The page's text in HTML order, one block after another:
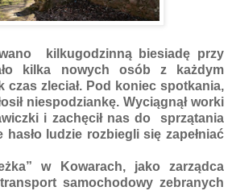
kilkugodzinną biesiadę przy
kilka nowych osób z każdym
czas zleciał. Pod koniec spotkania,
niespodziankę. Wyciągnął worki
i zachęcił nas do sprzątania
ludzie rozbiegli się zapełniać
w Kowarach, jako zarządca
samochodowy zebranych